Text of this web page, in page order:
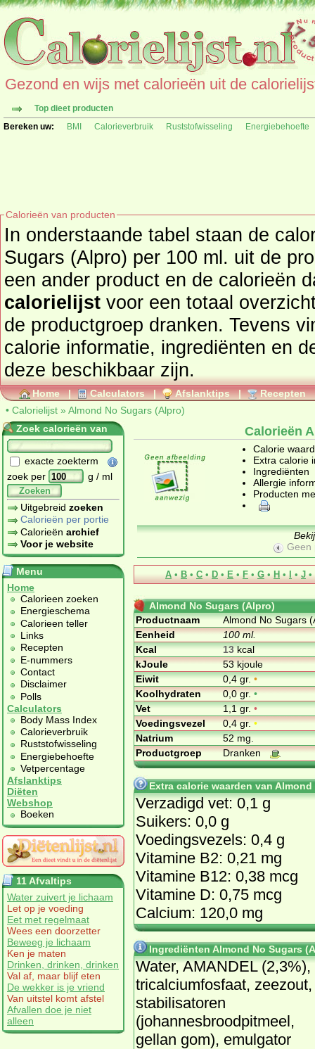
Gezond en wijs met calorieën uit de
Top dieet producten
Bereken uw:
BMI Calorieverbruik Ruststofwisseling Energiebehoefte
Calorieën van producten
In onderstaande tabel staan de
Sugars (Alpro) per 100 ml. uit de
een ander product en de calorieën
calorielijst voor een totaal overzicht of bekijk alle producten
de productgroep dranken. Tevens vindt u ook de uitgebreide
calorie informatie, ingrediënten en
deze beschikbaar zijn.
Home | Calculators | Afslanktips | Recepten
• Calorielijst » Almond No Sugars (Alpro)
Zoek calorieën van
exacte zoekterm
zoek per
g / ml
Zoeken
Uitgebreid zoeken
Calorieën per portie
Calorieën archief
Voor je website
Menu
Home
Calorieen zoeken
Energieschema
Calorieen teller
Links
Recepten
E-nummers
Contact
Disclaimer
Polls
Calculators
Body Mass Index
Calorieverbruik
Ruststofwisseling
Energiebehoefte
Vetpercentage
Afslanktips
Diëten
Webshop
Boeken
11 Afvaltips
Water zuivert je lichaam
Let op je voeding
Eet met regelmaat
Wees een doorzetter
Beweeg je lichaam
Ken je maten
Drinken, drinken, drinken
Val af, maar blijf eten
De wekker is je vriend
Van uitstel komt afstel
Afvallen doe je niet
alleen
Calorieën
Calorie
Extra calorie
Ingrediënten
Allergie
Producten
Geen
A • B • C • D • E • F • G • H • I • J •
Almond No Sugars (Alpro)
Productnaam
Almond No Sugars
Eenheid
100 ml.
Kcal
13kcal
kJoule
53 kjoule
Eiwit
0,4 gr.•
Koolhydraten
0,0 gr.•
Vet
1,1 gr.•
Voedingsvezel
0,4 gr.•
Natrium
52 mg.
Productgroep
Dranken
Extra calorie waarden van
Verzadigd vet: 0,1 g
Suikers: 0,0 g
Voedingsvezels: 0,4 g
Vitamine B2: 0,21 mg
Vitamine B12: 0,38 mcg
Vitamine D: 0,75 mcg
Calcium: 120,0 mg
Ingrediënten Almond No Sugars
Water, AMANDEL (2,3%),
tricalciumfosfaat, zeezout,
stabilisatoren
(johannesbroodpitmeel,
gellan gom), emulgator